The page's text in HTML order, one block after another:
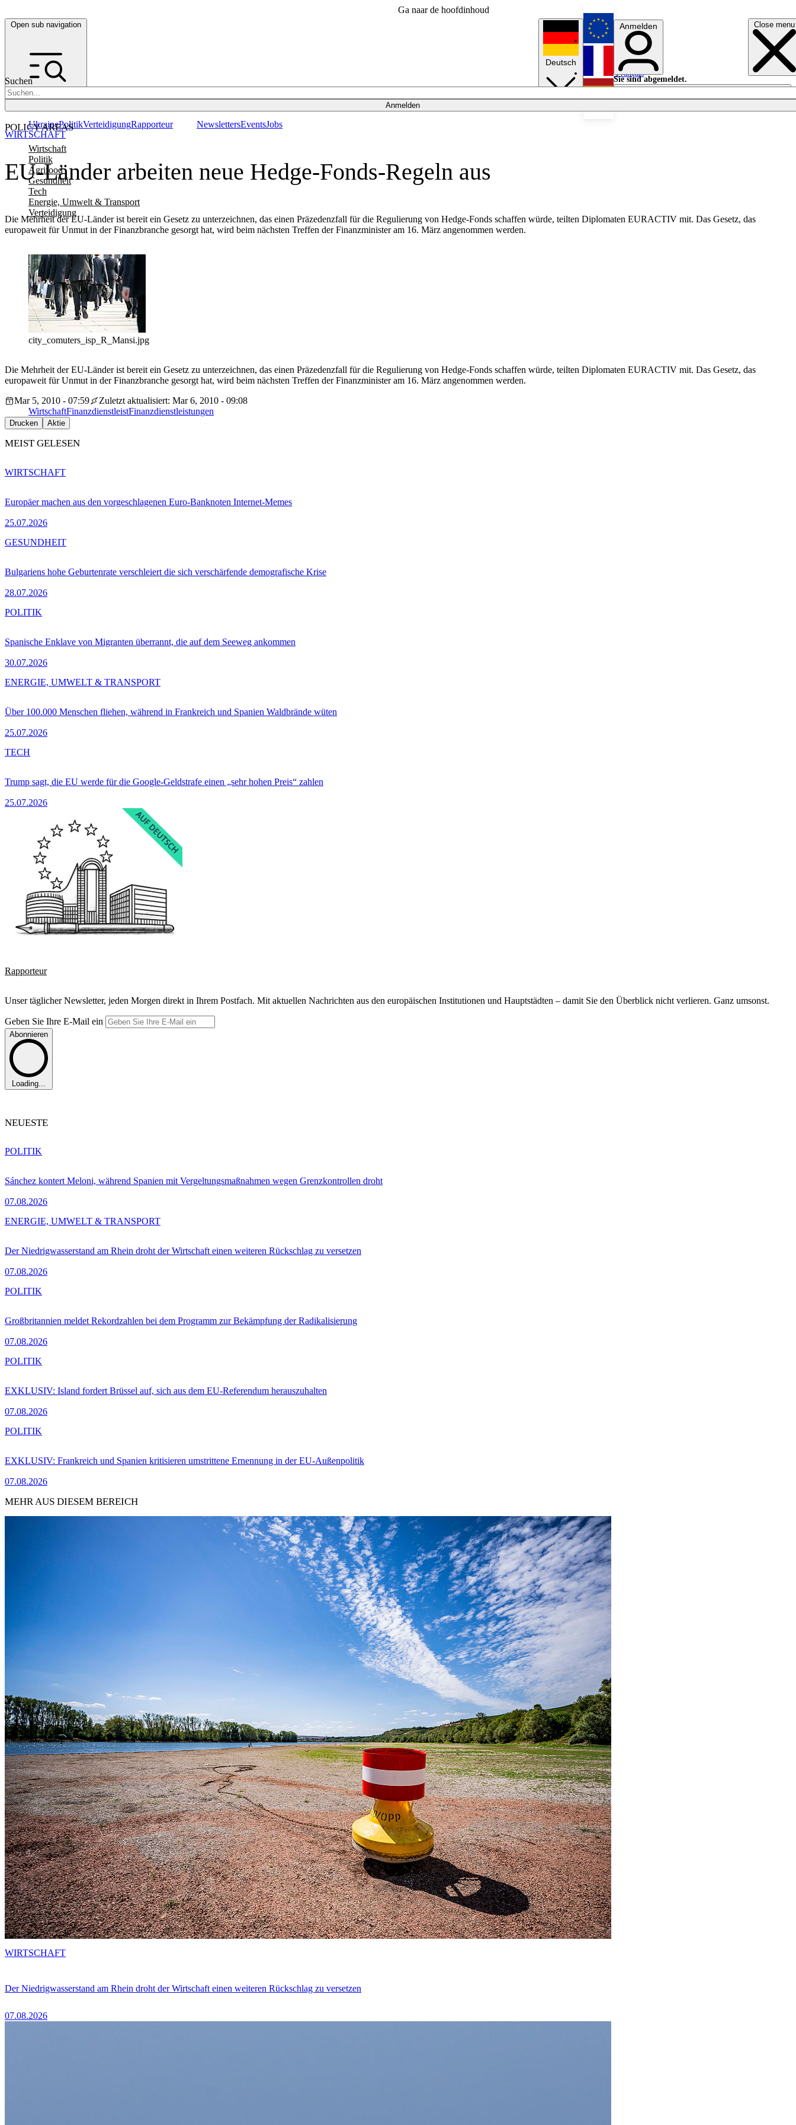
Ga naar de hoofdinhoud
Open sub navigation Close menu
Suchen
Anmelden
POLICY AREAS
Wirtschaft
Politik
Agrifood
Gesundheit
Tech
Energie, Umwelt & Transport
Verteidigung
UkrainePolitikVerteidigungRapporteur NewslettersEventsJobs
Deutsch
English
Français
Anmelden
Sie sind abgemeldet.
Anmelden
Licht aus
EU-Länder arbeiten neue Hedge-Fonds-Regeln aus
Die Mehrheit der EU-Länder ist bereit ein Gesetz zu unterzeichnen, das einen Präzedenzfall für die Regulierung von Hedge-Fonds schaffen würde, teilten Diplomaten EURACTIV mit. Das Gesetz, das
europaweit für Unmut in der Finanzbranche gesorgt hat, wird beim nächsten Treffen der Finanzminister am 16. März angenommen werden.
WIRTSCHAFT
city_comuters_isp_R_Mansi.jpg
Die Mehrheit der EU-Länder ist bereit ein Gesetz zu unterzeichnen, das einen Präzedenzfall für die Regulierung von Hedge-Fonds schaffen würde, teilten Diplomaten EURACTIV mit. Das Gesetz, das
europaweit für Unmut in der Finanzbranche gesorgt hat, wird beim nächsten Treffen der Finanzminister am 16. März angenommen werden.
Mar 5, 2010 - 07:59
Zuletzt aktualisiert: Mar 6, 2010 - 09:08
WirtschaftFinanzdienstleistFinanzdienstleistungen
Drucken Aktie
MEIST GELESEN
Europäer machen aus den vorgeschlagenen Euro-Banknoten Internet-Memes
25.07.2026
WIRTSCHAFT
Bulgariens hohe Geburtenrate verschleiert die sich verschärfende demografische Krise
28.07.2026
GESUNDHEIT
Spanische Enklave von Migranten überrannt, die auf dem Seeweg ankommen
30.07.2026
POLITIK
Über 100.000 Menschen fliehen, während in Frankreich und Spanien Waldbrände wüten
25.07.2026
ENERGIE, UMWELT & TRANSPORT
Trump sagt, die EU werde für die Google-Geldstrafe einen „sehr hohen Preis“ zahlen
25.07.2026
TECH
Rapporteur
Unser täglicher Newsletter, jeden Morgen direkt in Ihrem Postfach. Mit aktuellen Nachrichten aus den europäischen Institutionen und Hauptstädten – damit Sie den Überblick nicht verlieren. Ganz umsonst.
Geben Sie Ihre E-Mail ein
Abonnieren
Loading...
NEUESTE
Sánchez kontert Meloni, während Spanien mit Vergeltungsmaßnahmen wegen Grenzkontrollen droht
07.08.2026
POLITIK
Der Niedrigwasserstand am Rhein droht der Wirtschaft einen weiteren Rückschlag zu versetzen
07.08.2026
ENERGIE, UMWELT & TRANSPORT
Großbritannien meldet Rekordzahlen bei dem Programm zur Bekämpfung der Radikalisierung
07.08.2026
POLITIK
EXKLUSIV: Island fordert Brüssel auf, sich aus dem EU-Referendum herauszuhalten
07.08.2026
POLITIK
EXKLUSIV: Frankreich und Spanien kritisieren umstrittene Ernennung in der EU-Außenpolitik
07.08.2026
POLITIK
MEHR AUS DIESEM BEREICH
Der Niedrigwasserstand am Rhein droht der Wirtschaft einen weiteren Rückschlag zu versetzen
07.08.2026
WIRTSCHAFT